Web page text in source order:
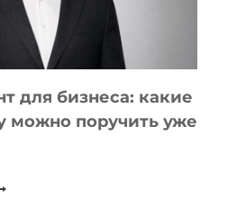
для бизнеса: какие
можно поручить уже